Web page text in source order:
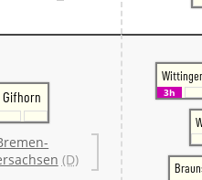
Gifhorn
(D)
3h